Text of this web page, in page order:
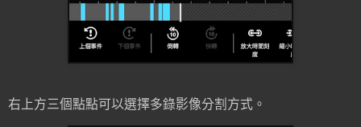
右上方三個點點可以選擇多錄影像分割方式。